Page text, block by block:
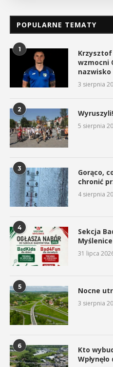
POPULARNE TEMATY
1
wzmocni
nazwisko
3 sierpnia
2
5 sierpnia
3
Gorąco,
chronić
4 sierpnia
4
Sekcja
31 lipca
5 Nocne
3 sierpnia
6
Kto